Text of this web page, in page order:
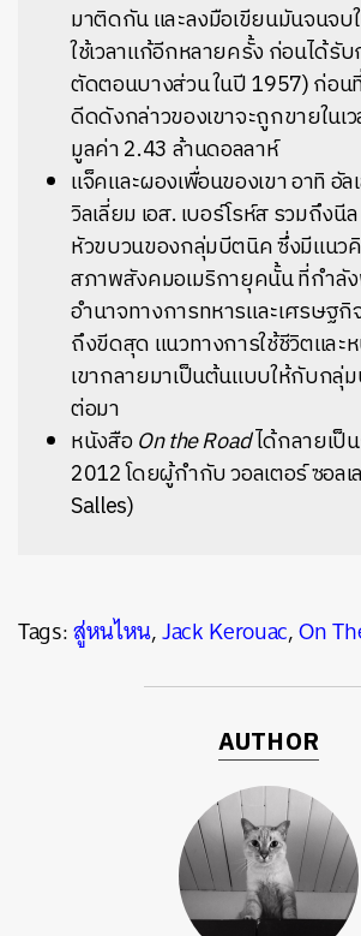
มาติดกัน และลงมือเขียนมันจนจบ
ใช้เวลาแก้อีกหลายครั้ง ก่อนได้
ตัดตอนบางส่วน ในปี 1957) ก่อ
ดีดดังกล่าวของเขาจะถูกขายในเ
มูลค่า 2.43 ล้านดอลลาห์
แจ็คและผองเพื่อนของเขา อาทิ อั
วิลเลี่ยม เอส. เบอร์โรห์ส รวมถึงนี
หัวขบวนของกลุ่มบีตนิค ซึ่งมีแนว
สภาพสังคมอเมริกายุคนั้น ที่กำลั
อำนาจทางการทหารและเศรษฐกิ
ถึงขีดสุด แนวทางการใช้ชีวิตและ
เขากลายมาเป็นต้นแบบให้กับกลุ่ม
ต่อมา
หนังสือ On the Roadได้กลายเป็
2012 โดยผู้กำกับ วอลเตอร์ ซอล
Salles)
Tags:สู่หนไหน,Jack Kerouac,On
AUTHOR